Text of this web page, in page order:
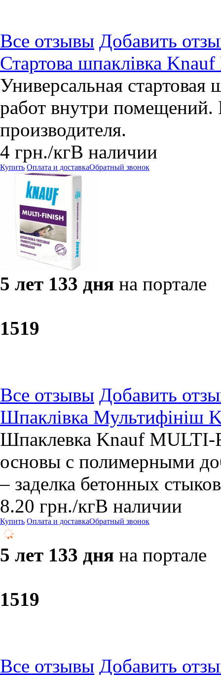
Все отзывы Добавить
Стартова шпаклівка
Универсальная стартовая
работ внутри помещений.
производителя.
4 грн./кгВ наличии
Купить Оплата и доставкаОбратный звонок
5 лет 133 дня на портале
1519
Все отзывы Добавить
Шпаклівка Мультифініш
Шпаклевка Knauf MULTI-
основы с полимерными
– заделка бетонных
8.20 грн./кгВ наличии
Купить Оплата и доставкаОбратный звонок
5 лет 133 дня на портале
1519
Все отзывы Добавить